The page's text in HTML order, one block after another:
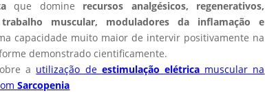
que domine recursos analgésicos, regenerativos,
muscular, moduladores da inflamação e
capacidade muito maior de intervir positivamente na
demonstrado cientificamente.
a utilização de estimulação elétrica muscular na
Sarcopenia